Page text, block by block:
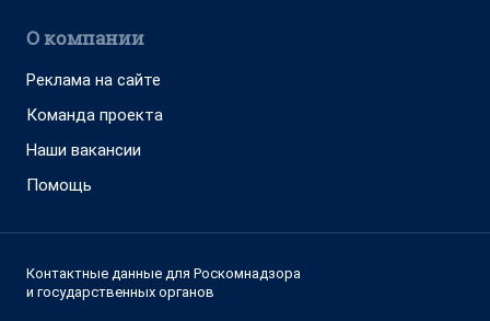
О компании
Реклама на сайте
Команда проекта
Наши вакансии
Помощь
Контактные данные для Роскомнадзора
и государственных органов